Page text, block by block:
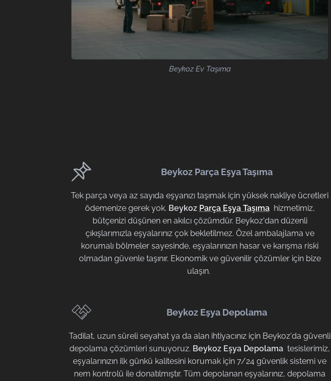
Beykoz Ev Taşıma
Beykoz Parça Eşya Taşıma
Tek parça veya az sayıda eşyanızı taşımak için yüksek nakliye ücretleri
ödemenize gerek yok. Beykoz Parça Eşya Taşımahizmetimiz,
bütçenizi düşünen en akılcı çözümdür. Beykoz'dan düzenli
çıkışlarımızla eşyalarınız çok bekletilmez. Özel ambalajlama ve
korumalı bölmeler sayesinde, eşyalarınızın hasar ve karışma riski
olmadan güvenle taşınır. Ekonomik ve güvenilir çözümler için bize
ulaşın.
Beykoz Eşya Depolama
Tadilat, uzun süreli seyahat ya da alan ihtiyacınız için Beykoz'da güvenli
depolama çözümleri sunuyoruz. Beykoz Eşya Depolama tesislerimiz,
eşyalarınızın ilk günkü kalitesini korumak için 7/24 güvenlik sistemi ve
nem kontrolü ile donatılmıştır. Tüm depolanan eşyalarınız, depolama